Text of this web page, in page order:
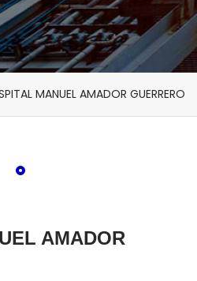
MANUEL AMADOR GUERRERO
AMADOR